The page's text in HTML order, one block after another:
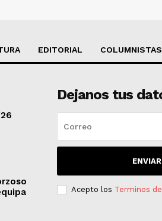
EDITORIAL COLUMNISTAS
Dejanos tus
ENVIAR
Acepto los Terminos